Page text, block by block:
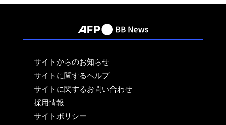
サイトからのお知らせ
サイトに関するヘルプ
サイトに関するお問い合わせ
採用情報
サイトポリシー